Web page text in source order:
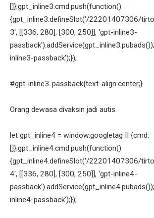
[]};gpt_inline3.cmd.push(function()
{gpt_inline3.defineSlot('/22201407306/
3', [[336, 280], [300, 250]], 'gpt-inline3-
inline3-passback');});
#gpt-inline3-passback{text-align:center;}
Orang dewasa divaksin jadi autis.
let gpt_inline4 = window.googletag || {cmd:
[]};gpt_inline4.cmd.push(function()
{gpt_inline4.defineSlot('/22201407306/
4', [[336, 280], [300, 250]], 'gpt-inline4-
inline4-passback');});